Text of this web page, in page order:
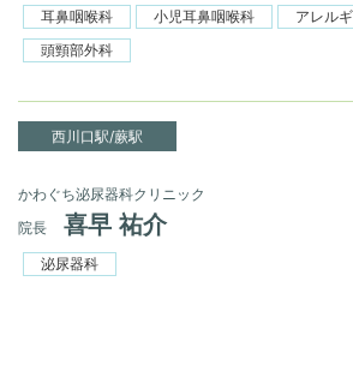
耳鼻咽喉科 小児耳鼻咽喉科
アレル
頭頸部外科
西川口駅/蕨駅
かわぐち泌尿器科クリニック
院長
喜早 祐介
泌尿器科